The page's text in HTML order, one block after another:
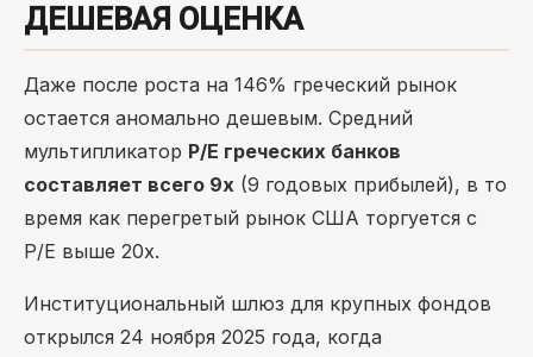
ДЕШЕВАЯ ОЦЕНКА
Даже после роста на 146% греческий рынок
остается аномально дешевым. Средний
мультипликатор P/E греческих банков
составляет всего 9х (9 годовых прибылей), в то
время как перегретый рынок США торгуется с
P/E выше 20х.
Институциональный шлюз для крупных фондов
открылся 24 ноября 2025 года, когда